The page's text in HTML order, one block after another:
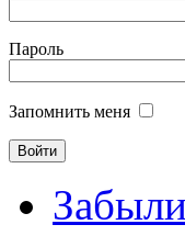
Пароль
Запомнить меня